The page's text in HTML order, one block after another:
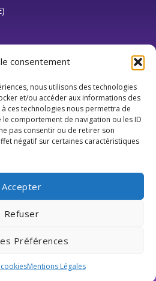
consentement
nous utilisons des technologies
et/ou accéder aux informations des
ces technologies nous permettra de
comportement de navigation ou les ID
pas consentir ou de retirer son
négatif sur certaines caractéristiques
Accepter
Refuser
Préférences
Mentions Légales
Puteaux